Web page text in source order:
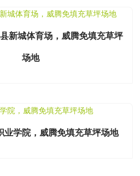
新城体育场，威腾免填充草坪
场地
业学院，威腾免填充草坪场地